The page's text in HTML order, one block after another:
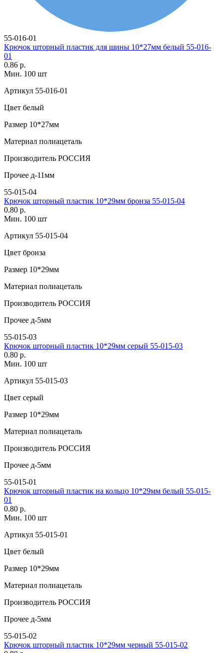
55-016-01
Крючок шторный пластик для шины 10*27мм белый 55-016-
01
0.86 р.
Мин. 100 шт
Артикул 55-016-01
Цвет белый
Размер 10*27мм
Материал полиацеталь
Производитель РОССИЯ
Прочее д-11мм
55-015-04
Крючок шторный пластик 10*29мм бронза 55-015-04
0.80 р.
Мин. 100 шт
Артикул 55-015-04
Цвет бронза
Размер 10*29мм
Материал полиацеталь
Производитель РОССИЯ
Прочее д-5мм
55-015-03
Крючок шторный пластик 10*29мм серый 55-015-03
0.80 р.
Мин. 100 шт
Артикул 55-015-03
Цвет серый
Размер 10*29мм
Материал полиацеталь
Производитель РОССИЯ
Прочее д-5мм
55-015-01
Крючок шторный пластик на кольцо 10*29мм белый 55-015-
01
0.80 р.
Мин. 100 шт
Артикул 55-015-01
Цвет белый
Размер 10*29мм
Материал полиацеталь
Производитель РОССИЯ
Прочее д-5мм
55-015-02
Крючок шторный пластик 10*29мм черный 55-015-02